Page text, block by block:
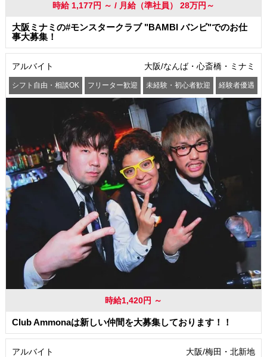
時給 1,177円 ～ / 月給（準社員） 28万円～
大阪ミナミの#モンスタークラブ "BAMBI バンビ"でのお仕
事大募集！
アルバイト 大阪/なんば・心斎橋・ミナミ
シフト自由・相談OK フリーター歓迎 未経験・初心者歓迎 経験者優遇
時給1,420円 ～
Club Ammonaは新しい仲間を大募集しております！！
アルバイト 大阪/梅田・北新地